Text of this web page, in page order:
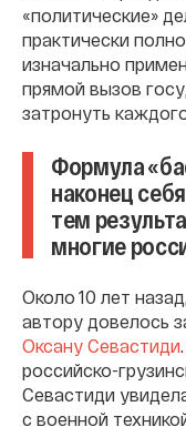
«политические»
практически
изначально
прямой вызов
затронуть
Формула
наконец
тем
многие
Около 10 лет
автору довелось
Оксану Севастиди
российско-
Севастиди
с военной